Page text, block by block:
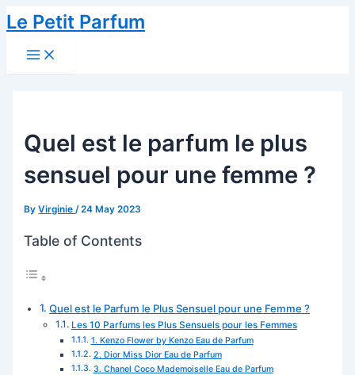
Skip
to
content
Le Petit Parfum
Main
Menu
Quel est le parfum le plus
sensuel pour une femme ?
ByVirginie/24 May 2023
Table of Contents
Quel est le Parfum le Plus Sensuel pour une Femme ?
Les 10 Parfums les Plus Sensuels pour les Femmes
1. Kenzo Flower by Kenzo Eau de Parfum
2. Dior Miss Dior Eau de Parfum
3. Chanel Coco Mademoiselle Eau de Parfum